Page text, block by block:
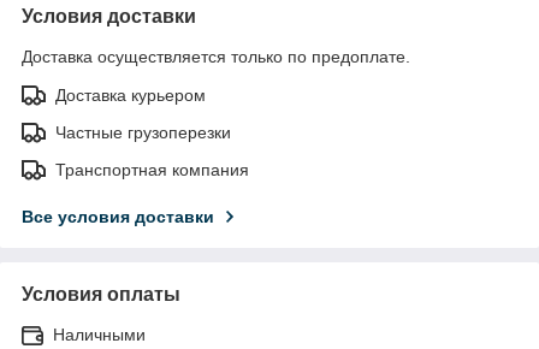
Условия доставки
Доставка осуществляется только по предоплате.
Доставка курьером
Частные грузоперезки
Транспортная компания
Все условия доставки
Условия оплаты
Наличными